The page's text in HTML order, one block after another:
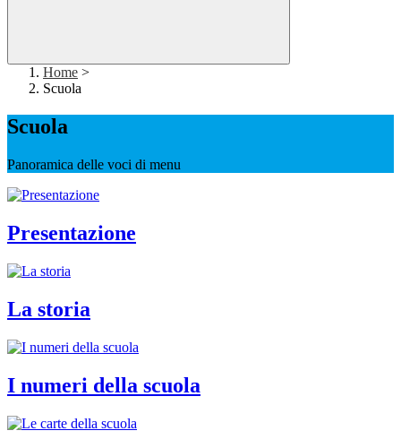
Home >
Scuola
Scuola
Panoramica delle voci di menu
Presentazione
La storia
I numeri della scuola